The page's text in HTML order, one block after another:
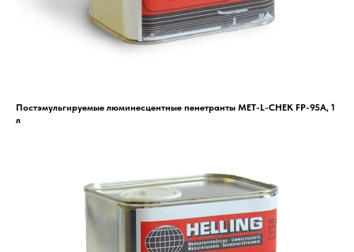
Постэмульгируемые люминесцентные пенетранты MET-L-CHEK FP-95A, 1
л